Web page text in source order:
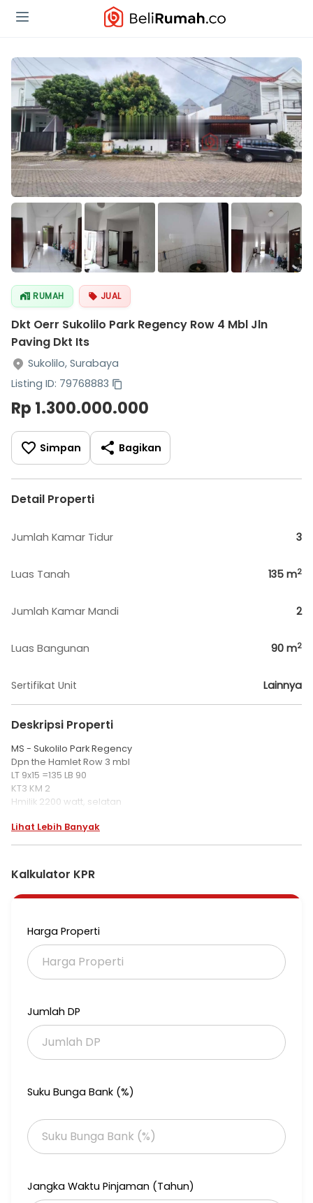
RUMAH JUAL
Dkt Oerr Sukolilo Park Regency Row 4 Mbl Jln
Paving Dkt Its
Sukolilo, Surabaya
Listing ID: 79768883
Rp 1.300.000.000
Simpan Bagikan
Detail Properti
Jumlah Kamar Tidur 3
Luas Tanah 135 m2
Jumlah Kamar Mandi 2
Luas Bangunan 90 m2
Sertifikat Unit Lainnya
Deskripsi Properti
MS - Sukolilo Park Regency
Dpn the Hamlet Row 3 mbl
LT 9x15 =135 LB 90
KT3 KM 2
Hmilik 2200 watt, selatan
Lihat Lebih Banyak
Kalkulator KPR
Harga Properti
Jumlah DP
Suku Bunga Bank (%)
Jangka Waktu Pinjaman (Tahun)